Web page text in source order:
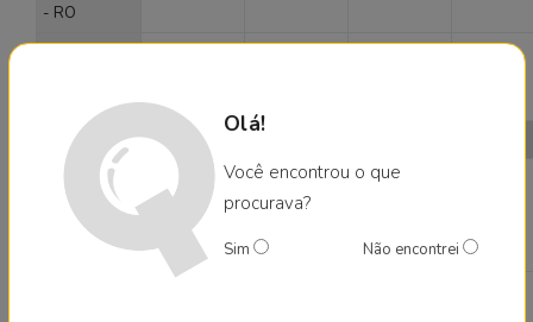
- RO
Hospital
Velho - RO
HGPS HGPS HGPS HGPS
Centro médico
Hosp. 9 de
Julho de
Rondônia -
HG PSM HGPS
Olá!
Você encontrou o que
procurava?
Sim Não encontrei